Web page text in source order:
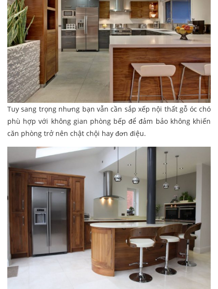
Tuy sang trọng nhưng bạn vẫn cần sắp xếp nội thất gỗ óc chó
phù hợp với không gian phòng bếp để đảm bảo không khiến
căn phòng trở nên chật chội hay đơn điệu.